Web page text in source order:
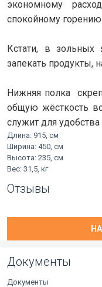
экономному
спокойному горению.
Кстати, в
запекать продукты,
Нижняя полка
общую жёсткость
служит для
Длина: 915, см
Ширина: 450, см
Высота: 235, см
Вес: 31,5, кг
Отзывы
Документы
Документы